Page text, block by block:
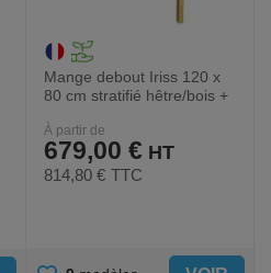
Mange debout Iriss 120 x
80 cm stratifié hêtre/bois +
À partir de
679,00 €
814,80 € TTC